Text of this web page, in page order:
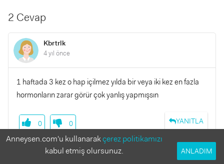
2 Cevap
Kbrtrlk
4 yıl önce
1 haftada 3 kez o hap içilmez yılda bir veya iki kez en fazla
hormonların zarar görür çok yanlış yapmışsın
YANITLA
0 0
Anneysen.com'u kullanarakçerez politikamızı
kabul etmiş olursunuz.
ANLADIM